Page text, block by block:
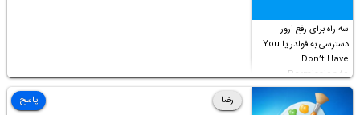
سه راه برای رفع ارور
دسترسی به فولدر یا You
Don’t Have
Permission to
Access this folder
رضا
پاسخ